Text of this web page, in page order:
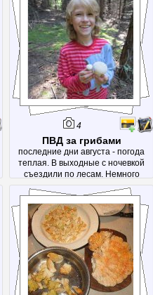
4
ПВД за грибами
последние дни августа - погода
теплая. В выходные с ночевкой
съездили по лесам. Немного
набрали рыжиков, груздей и других
вкусностей. А еще посетили родник
- Красный ключ.